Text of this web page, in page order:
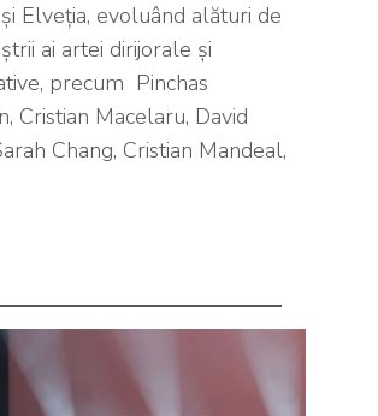
Elveția, evoluând alături de
ai artei dirijorale și
precum Pinchas
Cristian Macelaru, David
Chang, Cristian Mandeal,